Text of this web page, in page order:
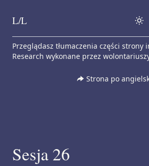
Skip to content
L/L
Przeglądasz tłumaczenia części strony
Research wykonane przez
Strona po
Sesja 26